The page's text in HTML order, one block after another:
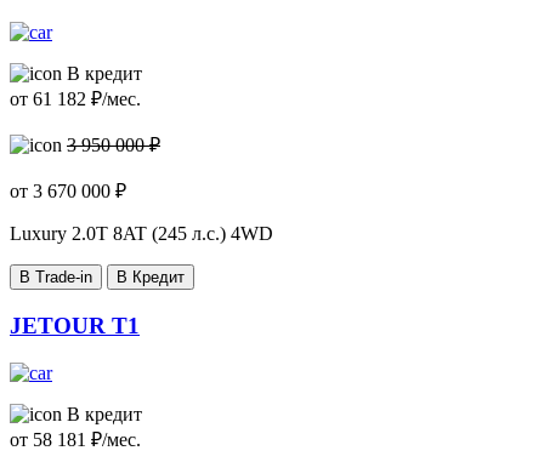
В кредит
от 61 182 ₽/мес.
3 950 000 ₽
от 3 670 000 ₽
Luxury 2.0T 8AT (245 л.с.) 4WD
В Trade-in В Кредит
JETOUR T1
В кредит
от 58 181 ₽/мес.